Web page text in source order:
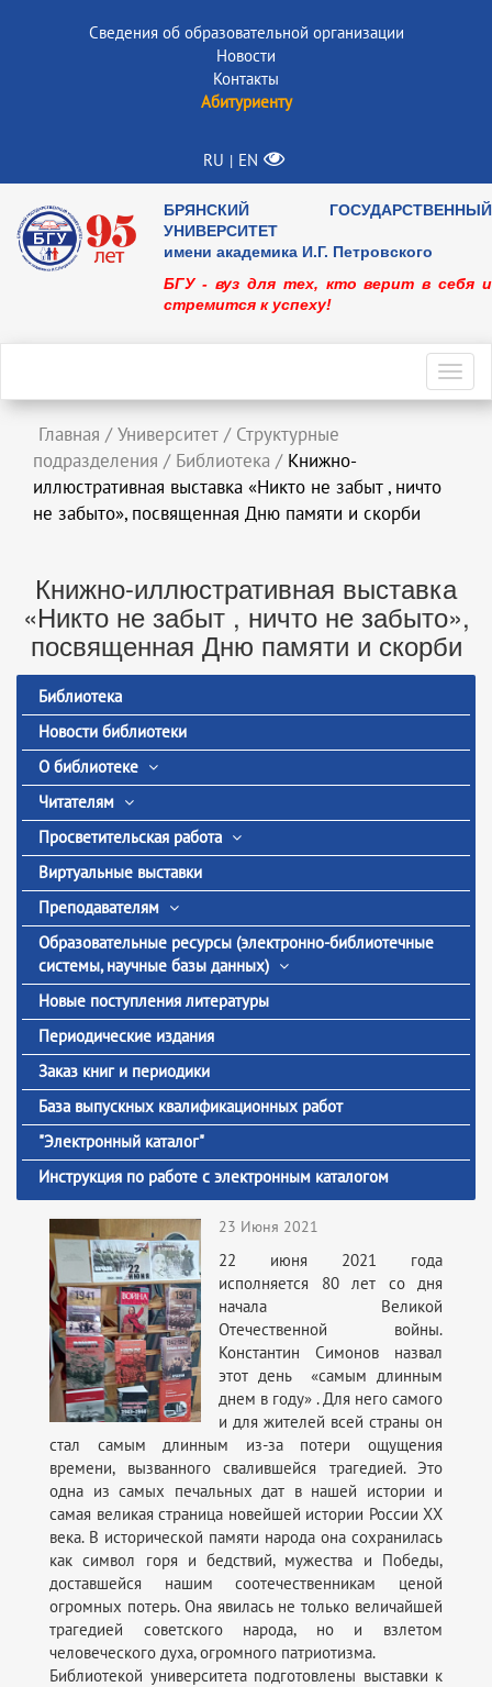
Сведения об образовательной организации
Новости
Контакты
Абитуриенту
RU | EN
БРЯНСКИЙ ГОСУДАРСТВЕННЫЙ
УНИВЕРСИТЕТ
имени академика И.Г. Петровского
БГУ - вуз для тех, кто верит в себя и
стремится к успеху!
Главная / Университет / Структурные
подразделения / Библиотека / Книжно-
иллюстративная выставка «Никто не забыт , ничто
не забыто», посвященная Дню памяти и скорби
Книжно-иллюстративная выставка
«Никто не забыт , ничто не забыто»,
посвященная Дню памяти и скорби
Библиотека
Новости библиотеки
О библиотеке
Читателям
Просветительская работа
Виртуальные выставки
Преподавателям
Образовательные ресурсы (электронно-библиотечные
системы, научные базы данных)
Новые поступления литературы
Периодические издания
Заказ книг и периодики
База выпускных квалификационных работ
"Электронный каталог"
Инструкция по работе с электронным каталогом
23 Июня 2021
22 июня 2021 года
исполняется 80 лет со дня
начала Великой
Отечественной войны.
Константин Симонов назвал
этот день «самым длинным
днем в году» . Для него самого
и для жителей всей страны он
стал самым длинным из-за потери ощущения
времени, вызванного свалившейся трагедией. Это
одна из самых печальных дат в нашей истории и
самая великая страница новейшей истории России XX
века. В исторической памяти народа она сохранилась
как символ горя и бедствий, мужества и Победы,
доставшейся нашим соотечественникам ценой
огромных потерь. Она явилась не только величайшей
трагедией советского народа, но и взлетом
человеческого духа, огромного патриотизма.
Библиотекой университета подготовлены выставки к